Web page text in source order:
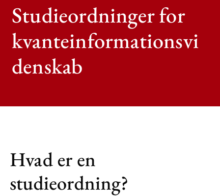
Studieordninger for
kvanteinformationsvi
denskab
Hvad er en
studieordning?